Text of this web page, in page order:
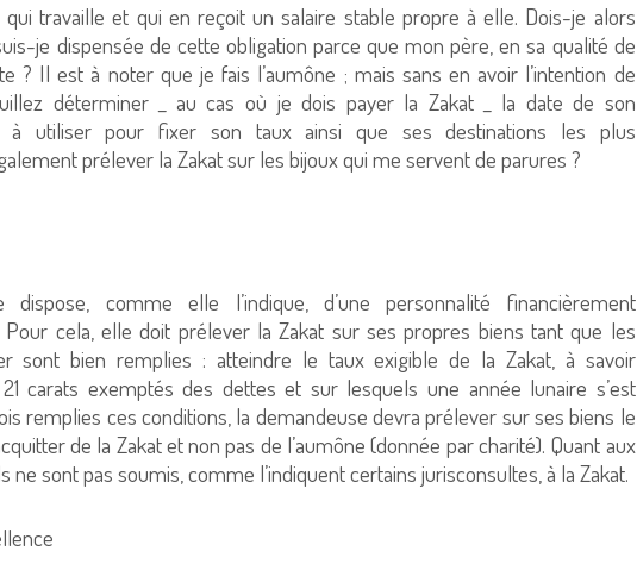
travaille et qui en reçoit un salaire stable propre à elle. Dois-je alors
je dispensée de cette obligation parce que mon père, en sa qualité de
? Il est à noter que je fais l’aumône ; mais sans en avoir l’intention de
déterminer _ au cas où je dois payer la Zakat _ la date de son
à utiliser pour fixer son taux ainsi que ses destinations les plus
prélever la Zakat sur les bijoux qui me servent de parures ?
comme elle l’indique, d’une personnalité financièrement
cela, elle doit prélever la Zakat sur ses propres biens tant que les
sont bien remplies : atteindre le taux exigible de la Zakat, à savoir
carats exemptés des dettes et sur lesquels une année lunaire s’est
remplies ces conditions, la demandeuse devra prélever sur ses biens le
de la Zakat et non pas de l’aumône (donnée par charité). Quant aux
ne sont pas soumis, comme l’indiquent certains jurisconsultes, à la Zakat.